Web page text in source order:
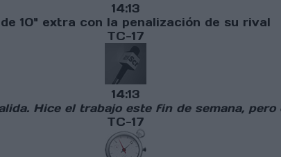
14:13
10" extra con la penalización de su rival
TC-17
14:13
Hice el trabajo este fin de semana,
TC-17